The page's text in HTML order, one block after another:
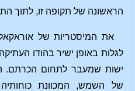
הראשונה של תקופה זו, לתוך
את המיסטריות של
לגלות באופן ישיר בהודו
ישות שמעבר לתחום הכרתם.
של השמש, המכוונת